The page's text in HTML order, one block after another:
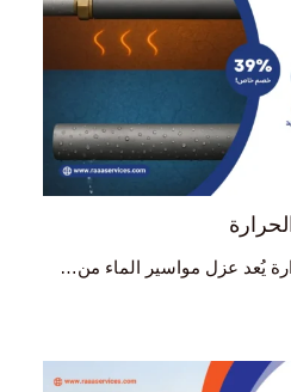
يُعد عزل مواسير الماء من…